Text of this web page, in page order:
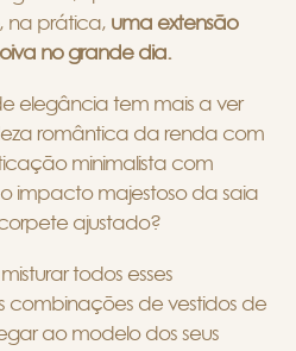
na prática, uma extensão
no grande dia.
elegância tem mais a ver
romântica da renda com
minimalista com
impacto majestoso da saia
ajustado?
todos esses
combinações de vestidos de
ao modelo dos seus